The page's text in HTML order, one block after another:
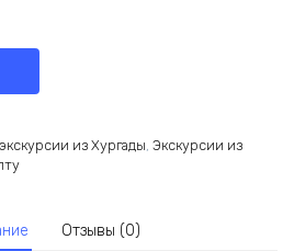
из Хургады Экскурсии из
Отзывы (0)